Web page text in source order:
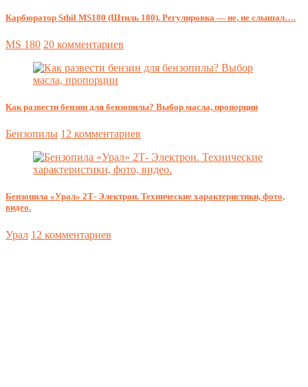
Карбюратор Sthil MS180 (Штиль 180). Регулировка — не, не слышал….
MS 180 20 комментариев
Как развести бензин для бензопилы? Выбор масла, пропорции
Бензопилы 12 комментариев
Бензопила «Урал» 2Т- Электрон. Технические характеристики, фото,
видео.
Урал 12 комментариев